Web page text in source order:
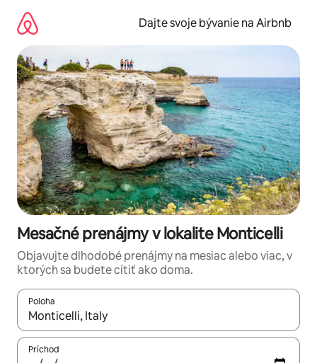
obsah.
Dajte svoje bývanie na Airbnb
Mesačné prenájmy v lokalite Monticelli
Objavujte dlhodobé prenájmy na mesiac alebo viac, v
ktorých sa budete cítiť ako doma.
Poloha
Keď budú výsledky k dispozícii, môžete si ich prechádzať
Príchod